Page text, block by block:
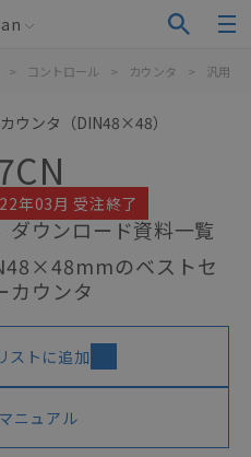
> コントロール > カウンタ > 汎用電
ウンタ（DIN48×48）
年03月 受注終了
ダウンロード資料一覧
のベストセ
カウンタ
ストに追加
ニュアル